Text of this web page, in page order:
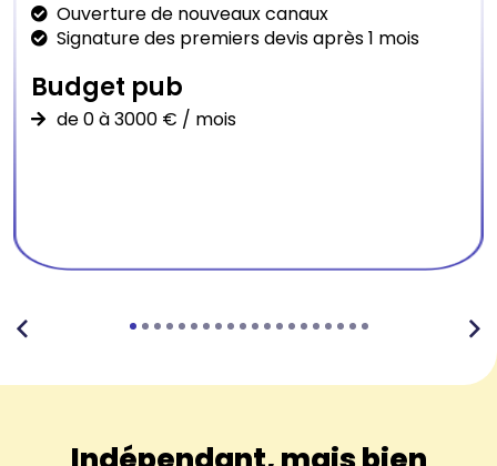
Ouverture de nouveaux canaux
Signature des premiers devis après 1 mois
Budget pub
de 0 à 3000 € / mois